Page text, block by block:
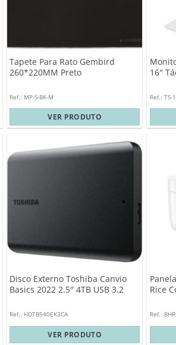
Tapete Para Rato Gembird
260*220MM Preto
Ref.: MP-S-BK-M
VER PRODUTO
16″
Ref.: TS-
Disco Externo Toshiba Canvio
Basics 2022 2.5″ 4TB USB 3.2
Ref.: HDTB540EK3CA
VER PRODUTO
Rice
Ref.: